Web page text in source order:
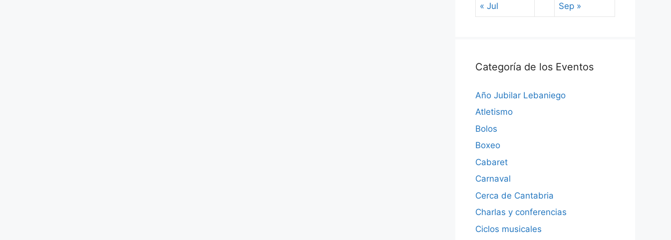
« Jul Sep »
Categoría de los Eventos
Año Jubilar Lebaniego
Atletismo
Bolos
Boxeo
Cabaret
Carnaval
Cerca de Cantabria
Charlas y conferencias
Ciclos musicales